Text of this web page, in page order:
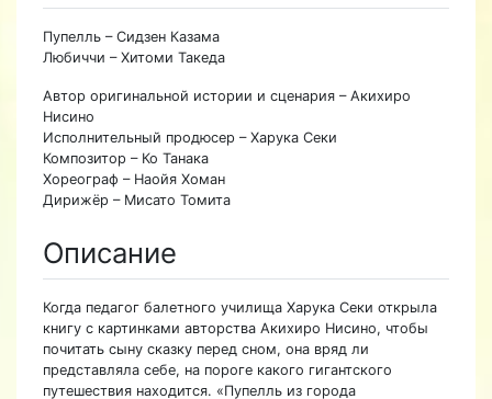
Пупелль – Сидзен Казама
Любиччи – Хитоми Такеда
Автор оригинальной истории и сценария – Акихиро
Нисино
Исполнительный продюсер – Харука Секи
Композитор – Ко Танака
Хореограф – Наойя Хоман
Дирижёр – Мисато Томита
Описание
Когда педагог балетного училища Харука Секи открыла
книгу с картинками авторства Акихиро Нисино, чтобы
почитать сыну сказку перед сном, она вряд ли
представляла себе, на пороге какого гигантского
путешествия находится. «Пупелль из города